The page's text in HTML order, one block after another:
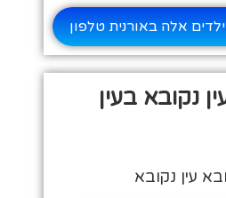
אלה באורנית טלפון
נקובא בעין
עין נקובא